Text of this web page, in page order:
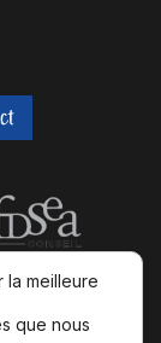
la meilleure
que nous